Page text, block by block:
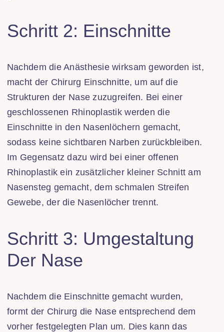
Schritt 2: Einschnitte
Nachdem die Anästhesie wirksam geworden ist,
macht der Chirurg Einschnitte, um auf die
Strukturen der Nase zuzugreifen. Bei einer
geschlossenen Rhinoplastik werden die
Einschnitte in den Nasenlöchern gemacht,
sodass keine sichtbaren Narben zurückbleiben.
Im Gegensatz dazu wird bei einer offenen
Rhinoplastik ein zusätzlicher kleiner Schnitt am
Nasensteg gemacht, dem schmalen Streifen
Gewebe, der die Nasenlöcher trennt.
Schritt 3: Umgestaltung
Der Nase
Nachdem die Einschnitte gemacht wurden,
formt der Chirurg die Nase entsprechend dem
vorher festgelegten Plan um. Dies kann das